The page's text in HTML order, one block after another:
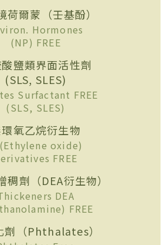
荷爾蒙（壬基酚）
Hormones
(NP) FREE
鹽類界面活性劑
(SLS, SLES)
Surfactant FREE
(SLS, SLES)
氧乙烷衍生物
oxide)
FREE
稠劑（DEA衍生物）
DEA
FREE
劑（Phthalates）